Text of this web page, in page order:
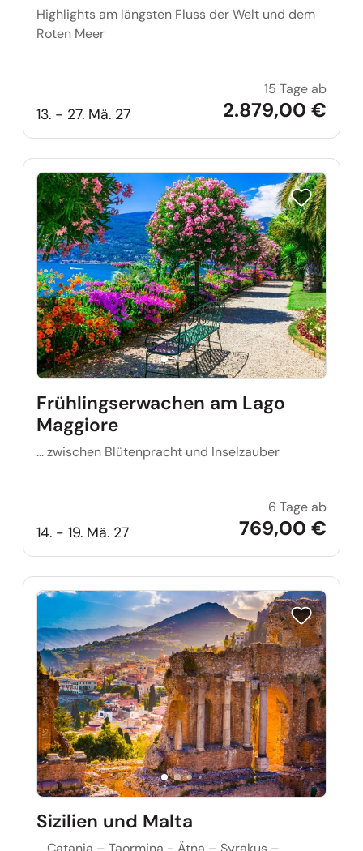
Highlights am längsten Fluss der Welt und dem
Roten Meer
13. - 27. Mä. 27
15 Tage ab
2.879,00 €
Reise auf
Frühlingserwachen am Lago
Maggiore
... zwischen Blütenpracht und Inselzauber
14. - 19. Mä. 27
6 Tage ab
769,00 €
Reise auf
Sizilien und Malta